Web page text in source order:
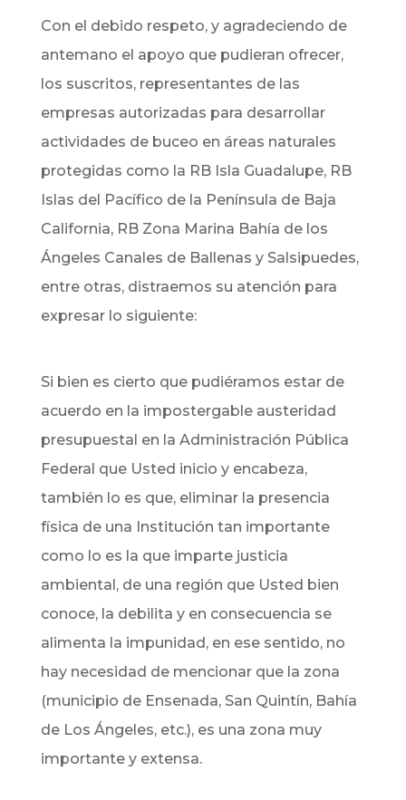
Con el debido respeto, y agradeciendo de
antemano el apoyo que pudieran ofrecer,
los suscritos, representantes de las
empresas autorizadas para desarrollar
actividades de buceo en áreas naturales
protegidas como la RB Isla Guadalupe, RB
Islas del Pacífico de la Península de Baja
California, RB Zona Marina Bahía de los
Ángeles Canales de Ballenas y Salsipuedes,
entre otras, distraemos su atención para
expresar lo siguiente:
Si bien es cierto que pudiéramos estar de
acuerdo en la impostergable austeridad
presupuestal en la Administración Pública
Federal que Usted inicio y encabeza,
también lo es que, eliminar la presencia
física de una Institución tan importante
como lo es la que imparte justicia
ambiental, de una región que Usted bien
conoce, la debilita y en consecuencia se
alimenta la impunidad, en ese sentido, no
hay necesidad de mencionar que la zona
(municipio de Ensenada, San Quintín, Bahía
de Los Ángeles, etc.), es una zona muy
importante y extensa.